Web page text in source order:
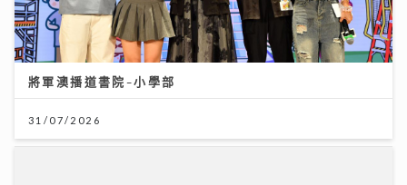
將軍澳播道書院-小學部
31/07/2026